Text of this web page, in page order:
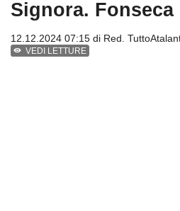
Signora.
12.12.2024 07:15 di Red.
VEDI LETTURE